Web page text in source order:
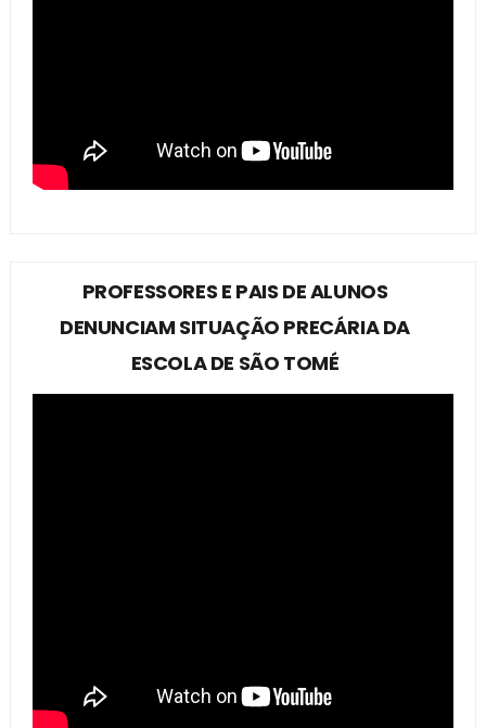
PROFESSORES E PAIS DE ALUNOS
DENUNCIAM SITUAÇÃO PRECÁRIA DA
ESCOLA DE SÃO TOMÉ